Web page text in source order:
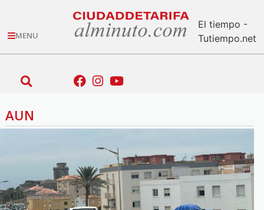
MENU
El tiempo -
Tutiempo.net
AUN